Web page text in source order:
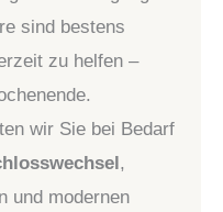
sind bestens
zu helfen –
wir Sie bei Bedarf
,
und modernen